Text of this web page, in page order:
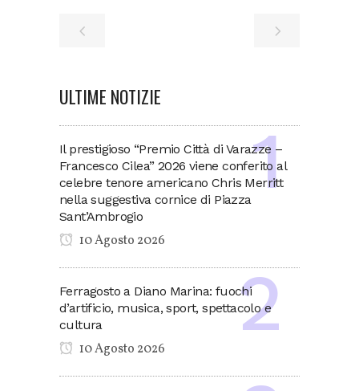
ULTIME NOTIZIE
Il prestigioso “Premio Città di Varazze –
Francesco Cilea” 2026 viene conferito al
celebre tenore americano Chris Merritt
nella suggestiva cornice di Piazza
Sant’Ambrogio
10 Agosto 2026
Ferragosto a Diano Marina: fuochi
d’artificio, musica, sport, spettacolo e
cultura
10 Agosto 2026